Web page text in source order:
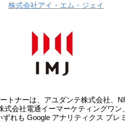
株式会社アイ・エム・ジェイ
トナーは、アユダンテ株式会社、
式会社電通イーマーケティングワ
れも Google アナリティクス プレ